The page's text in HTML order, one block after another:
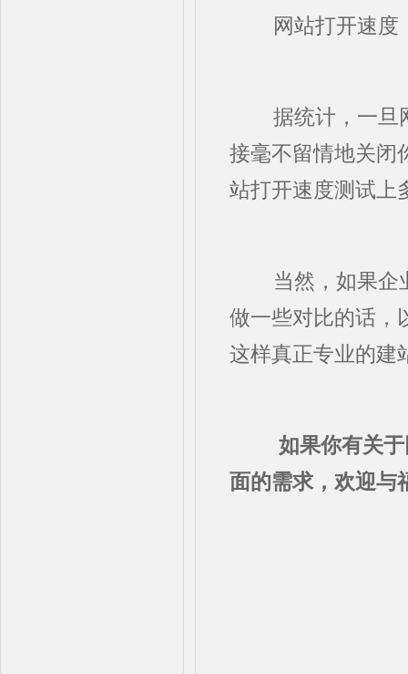
网站打开速度
据统计，一旦网
接毫不留情地关闭
站打开速度测试上
当然，如果企业
做一些对比的话，
这样真正专业的建
如果你有关于网
面的需求，欢迎与